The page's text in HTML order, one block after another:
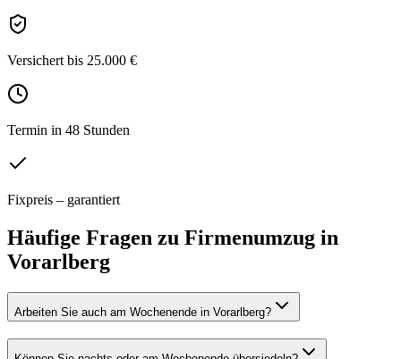
Versichert bis 25.000 €
Termin in 48 Stunden
Fixpreis – garantiert
Häufige Fragen zu Firmenumzug in
Vorarlberg
Arbeiten Sie auch am Wochenende in Vorarlberg?